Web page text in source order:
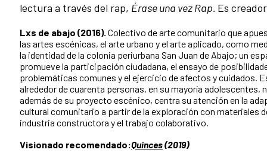
lectura a través del rap, Érase una vez Rap. Es
Lxs de abajo (2016). Colectivo de arte comunitario que
las artes escénicas, el arte urbano y el arte aplicado, como
la identidad de la colonia periurbana San Juan de Abajo; un
promueve la participación ciudadana, el ensayo de
problemáticas comunes y el ejercicio de afectos y cuidados.
alrededor de cuarenta personas, en su mayoría adolescentes,
además de su proyecto escénico, centra su atención en la
cultural comunitario a partir de la exploración con materiales
industria constructora y el trabajo colaborativo.
Visionado recomendado:Quinces(2019)